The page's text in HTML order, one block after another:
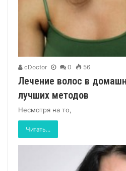
cDoctor 0 56
Лечение волос в
лучших методов
Несмотря на то,
Читать...